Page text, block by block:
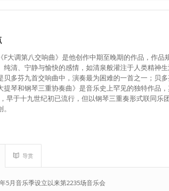
F大调第八交响曲》是他创作中期至晚期的作品，作品
纯清、宁静与愉快的感情，如清泉般灌注于人类精神
贝多芬九首交响曲中，演奏最为困难的一首之一；贝
提琴和钢琴三重协奏曲》是音乐史上罕见的独特作品
早于十九世纪初已流行，但以钢琴三重奏形式联同乐
导赏
5月音乐季设立以来第2235场音乐会